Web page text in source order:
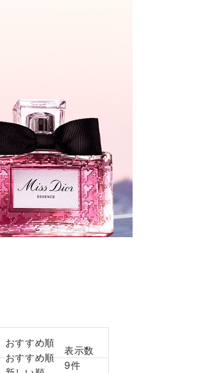
おすすめ順
おすすめ順
表示数
9件